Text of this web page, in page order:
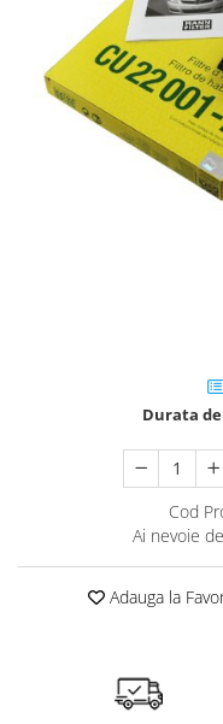
USVO
Durata
Cod
Ai nevoie
Adauga la